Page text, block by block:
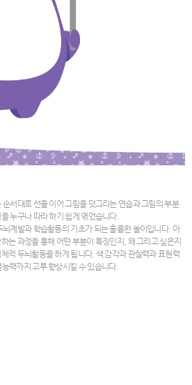
서대로 선을 이어 그림을 덧그리는 연습과 그림의 부분
누구나 따라 하기 쉽게 엮었습니다.
계발과 학습활동의 기초가 되는 훌륭한 놀이입니다. 아
는 과정을 통해 어떤 부분이 특징인지, 왜 그리고 싶은지
적 두뇌활동을 하게 됩니다. 색 감각과 관찰력과 표현력
력까지 고루 향상시킬 수 있습니다.